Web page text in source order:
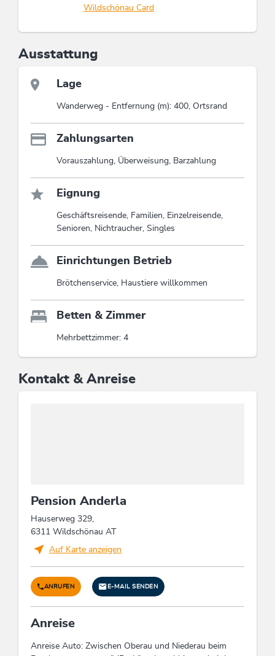
Wildschönau Card
Ausstattung
Lage
Wanderweg - Entfernung (m): 400, Ortsrand
Zahlungsarten
Vorauszahlung, Überweisung, Barzahlung
Eignung
Geschäftsreisende, Familien, Einzelreisende,
Senioren, Nichtraucher, Singles
Einrichtungen Betrieb
Brötchenservice, Haustiere willkommen
Betten & Zimmer
Mehrbettzimmer: 4
Kontakt & Anreise
Pension Anderla
Hauserweg 329,
6311 Wildschönau AT
Auf Karte anzeigen
ANRUFEN E-MAIL SENDEN
Anreise
Anreise Auto: Zwischen Oberau und Niederau beim